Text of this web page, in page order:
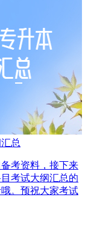
总
考资料，接下来
考试大纲汇总的
。预祝大家考试